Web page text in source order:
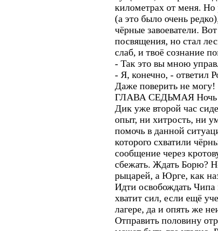
километрах от меня. Но
(а это было очень
чёрные завоеватели.
посвящения, но стал
слаб, и твоё сознание
- Так это вы мною
- Я, конечно, - ответил
Даже поверить не
ГЛАВА СЕДЬМАЯ Ночь
Дик уже второй час
опыт, ни хитрость, ни
помочь в данной
которого схватили
сообщение через
сбежать. Ждать Борю?
рыцарей, а Юрге, как
Идти освобождать
хватит сил, если ещё
лагере, да и опять же
Отправить половину